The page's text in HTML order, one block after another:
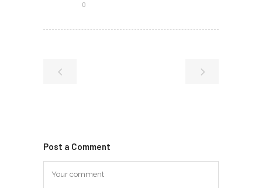
0
Post a Comment